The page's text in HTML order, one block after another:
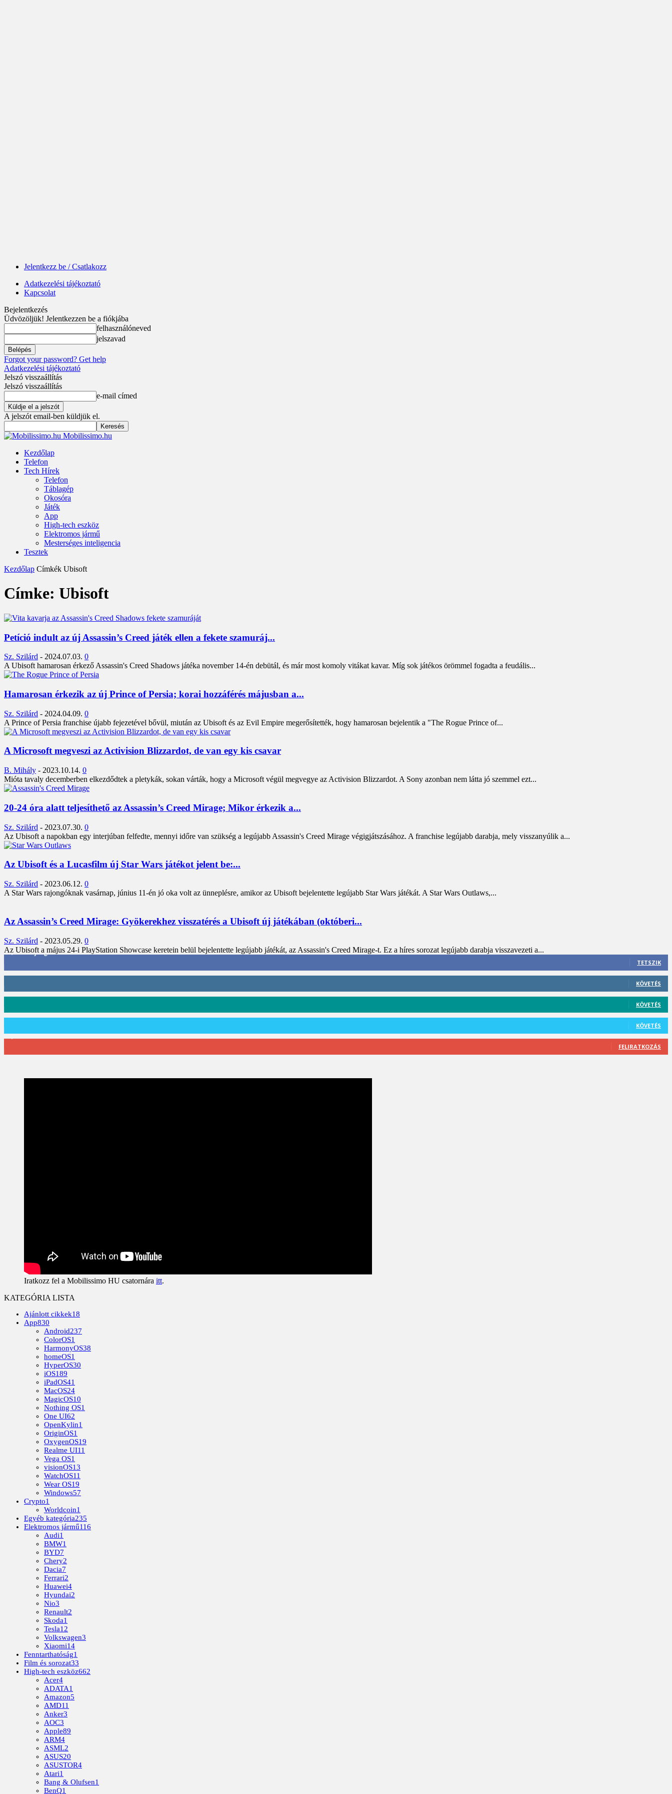
Jelentkezz be / Csatlakozz
Adatkezelési tájékoztató
Kapcsolat
Bejelentkezés
Üdvözöljük! Jelentkezzen be a fiókjába
felhasználóneved
jelszavad
Forgot your password? Get help
Adatkezelési tájékoztató
Jelszó visszaállítás
Jelszó visszaállítás
e-mail címed
A jelszót email-ben küldjük el.
Mobilissimo.hu
Kezdőlap
Telefon
Tech Hírek
Telefon
Táblagép
Okosóra
Játék
App
High-tech eszköz
Elektromos jármű
Mesterséges inteligencia
Tesztek
Kezdőlap Címkék Ubisoft
Címke: Ubisoft
Petíció indult az új Assassin’s Creed játék ellen a fekete szamuráj...
Sz. Szilárd - 2024.07.03. 0
A Ubisoft hamarosan érkező Assassin's Creed Shadows játéka november 14-én debütál, és már most komoly vitákat kavar. Míg sok játékos örömmel fogadta a feudális...
Hamarosan érkezik az új Prince of Persia; korai hozzáférés májusban a...
Sz. Szilárd - 2024.04.09. 0
A Prince of Persia franchise újabb fejezetével bővül, miután az Ubisoft és az Evil Empire megerősítették, hogy hamarosan bejelentik a "The Rogue Prince of...
A Microsoft megveszi az Activision Blizzardot, de van egy kis csavar
B. Mihály - 2023.10.14. 0
Mióta tavaly decemberben elkezdődtek a pletykák, sokan várták, hogy a Microsoft végül megvegye az Activision Blizzardot. A Sony azonban nem látta jó szemmel ezt...
20-24 óra alatt teljesíthető az Assassin’s Creed Mirage; Mikor érkezik a...
Sz. Szilárd - 2023.07.30. 0
Az Ubisoft a napokban egy interjúban felfedte, mennyi időre van szükség a legújabb Assassin's Creed Mirage végigjátszásához. A franchise legújabb darabja, mely visszanyúlik a...
Az Ubisoft és a Lucasfilm új Star Wars játékot jelent be:...
Sz. Szilárd - 2023.06.12. 0
A Star Wars rajongóknak vasárnap, június 11-én jó oka volt az ünneplésre, amikor az Ubisoft bejelentette legújabb Star Wars játékát. A Star Wars Outlaws,...
Az Assassin’s Creed Mirage: Gyökerekhez visszatérés a Ubisoft új játékában (októberi...
Sz. Szilárd - 2023.05.29. 0
Az Ubisoft a május 24-i PlayStation Showcase keretein belül bejelentette legújabb játékát, az Assassin's Creed Mirage-t. Ez a híres sorozat legújabb darabja visszavezeti a...
3,452
Rajongók
TETSZIK
412 Követő
KÖVETÉS
59 Követő
KÖVETÉS
101 Követő
KÖVETÉS
2,589 Feliratkozó
FELIRATKOZÁS
Iratkozz fel a Mobilissimo HU csatornára itt.
KATEGÓRIA LISTA
Ajánlott cikkek18
App830
Android237
ColorOS1
HarmonyOS38
homeOS1
HyperOS30
iOS189
iPadOS41
MacOS24
MagicOS10
Nothing OS1
One UI62
OpenKylin1
OriginOS1
OxygenOS19
Realme UI11
Vega OS1
visionOS13
WatchOS11
Wear OS19
Windows57
Crypto1
Worldcoin1
Egyéb kategória235
Elektromos jármű116
Audi1
BMW1
BYD7
Chery2
Dacia7
Ferrari2
Huawei4
Hyundai2
Nio3
Renault2
Skoda1
Tesla12
Volkswagen3
Xiaomi14
Fenntarthatóság1
Film és sorozat33
High-tech eszköz662
Acer4
ADATA1
Amazon5
AMD11
Anker3
AOC3
Apple89
ARM4
ASML2
ASUS20
ASUSTOR4
Atari1
Bang & Olufsen1
BenQ1